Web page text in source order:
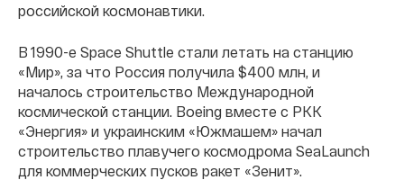
российской космонавтики.
В 1990-е Space Shuttle стали летать на станцию
«Мир», за что Россия получила $400 млн, и
началось строительство Международной
космической станции. Boeing вместе с РКК
«Энергия» и украинским «Южмашем» начал
строительство плавучего космодрома SeaLaunch
для коммерческих пусков ракет «Зенит».